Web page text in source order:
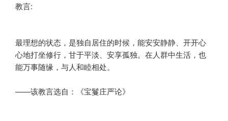
教言:
最理想的状态，是独自居住的时候，能安安静静、开开心
心地打坐修行，甘于平淡、安享孤独。在人群中生活，也
能万事随缘，与人和睦相处。
——该教言选自：《宝鬘庄严论》